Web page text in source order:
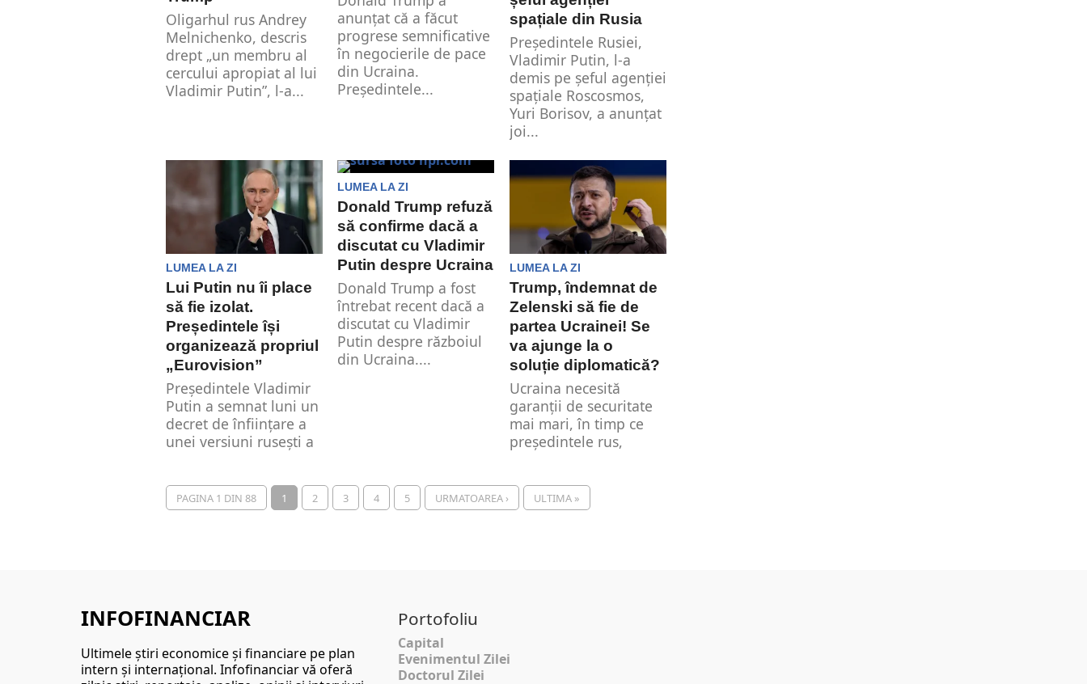
Oligarhul rus Andrey
Melnichenko, descris
drept „un membru al
cercului apropiat al lui
Vladimir Putin”, l-a...
anunțat că a făcut
progrese semnificative
în negocierile de pace
din Ucraina.
Președintele...
spațiale din Rusia
Președintele Rusiei,
Vladimir Putin, l-a
demis pe șeful agenției
spațiale Roscosmos,
Yuri Borisov, a anunțat
joi...
LUMEA LA ZI
Lui Putin nu îi place
să fie izolat.
Președintele își
organizează propriul
„Eurovision”
Președintele Vladimir
Putin a semnat luni un
decret de înființare a
unei versiuni rusești a
LUMEA LA ZI
Donald Trump refuză
să confirme dacă a
discutat cu Vladimir
Putin despre Ucraina
Donald Trump a fost
întrebat recent dacă a
discutat cu Vladimir
Putin despre războiul
din Ucraina....
LUMEA LA ZI
Trump, îndemnat de
Zelenski să fie de
partea Ucrainei! Se
va ajunge la o
soluție diplomatică?
Ucraina necesită
garanții de securitate
mai mari, în timp ce
președintele rus,
PAGINA 1 DIN 88 1 2 3 4 5 URMATOAREA › ULTIMA »
INFOFINANCIAR
Ultimele ştiri economice şi financiare pe plan
intern şi internaţional. Infofinanciar vă oferă
Portofoliu
Capital
Evenimentul Zilei
Doctorul Zilei